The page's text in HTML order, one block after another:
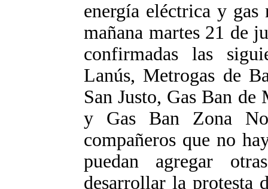
energía eléctrica y
mañana martes 21 de
confirmadas las
Lanús, Metrogas de
San Justo, Gas Ban
y Gas Ban Zona
compañeros que no
puedan agregar
desarrollar la protesta